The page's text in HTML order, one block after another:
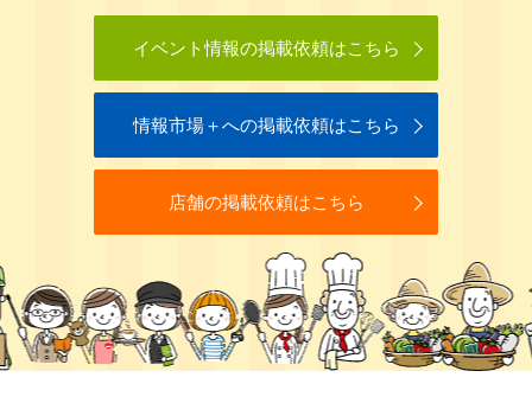
イベント情報の掲載依頼はこちら
情報市場＋への掲載依頼はこちら
店舗の掲載依頼はこちら